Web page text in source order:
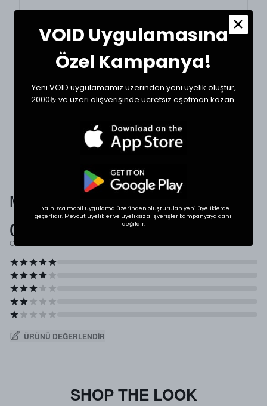
BEDEN VE UYUMLULUK
değişkenlik gösterebilir. En doğru seçim için
dolabınızdaki beğendiğiniz bir ürünün ölçülerini alıp
* Ölçülerde +1/-1 cm farklılık olabilir.
Müşteri Yorumları
0.0
Ortalama Puan
ÜRÜNÜ DEĞERLENDIR
SHOP THE LOOK
VOID Uygulamasına
Özel Kampanya!
Yeni VOID uygulamamız üzerinden yeni üyelik oluştur,
2000₺ ve üzeri alışverişinde ücretsiz eşofman kazan.
Yalnızca mobil uygulama üzerinden oluşturulan yeni üyeliklerde
geçerlidir. Mevcut üyelikler ve üyeliksiz alışverişler kampanyaya dahil
değildir.